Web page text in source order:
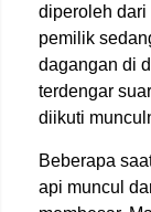
diperoleh dari
pemilik
dagangan di
terdengar
diikuti
Beberapa
api muncul